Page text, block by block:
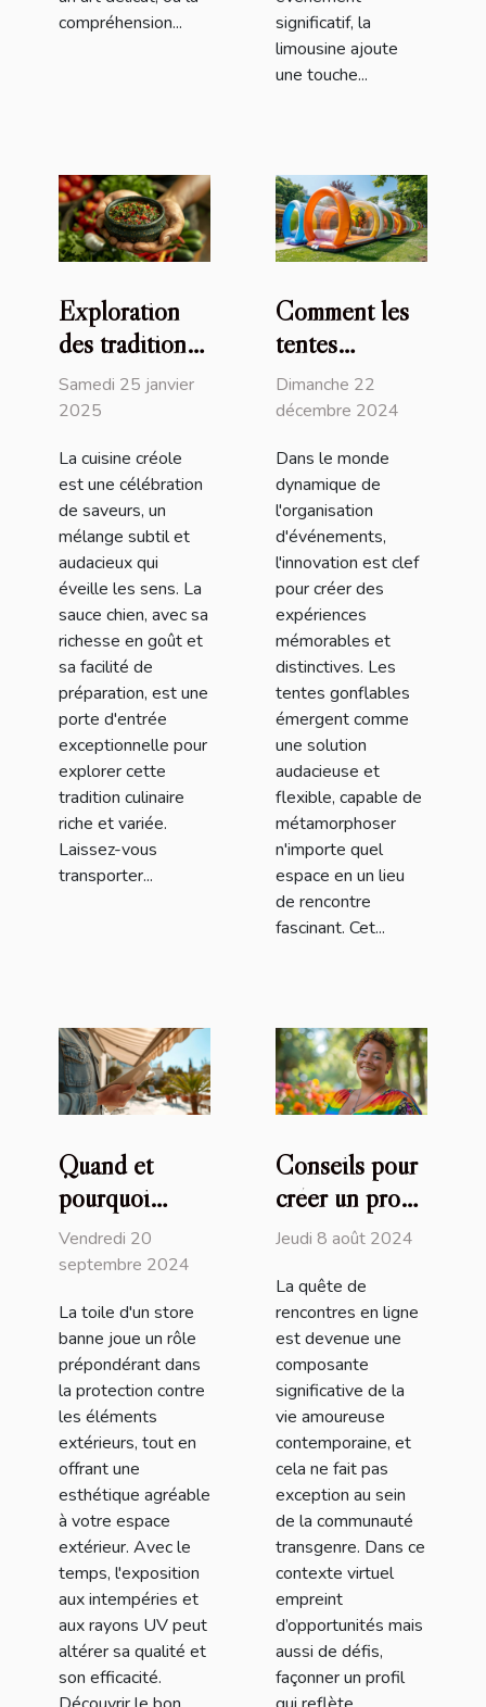
compréhension...
significatif, la
limousine ajoute
une touche...
Exploration
des traditions
culinaires
créoles à
sauce chien
Samedi 25 janvier
2025
La cuisine créole
est une célébration
de saveurs, un
mélange subtil et
audacieux qui
éveille les sens. La
sauce chien, avec sa
richesse en goût et
sa facilité de
préparation, est une
porte d'entrée
exceptionnelle pour
explorer cette
tradition culinaire
riche et variée.
Laissez-vous
transporter...
Comment les
tentes
gonflables
peuvent
vos
événements
Dimanche 22
décembre 2024
Dans le monde
dynamique de
l'organisation
d'événements,
l'innovation est clef
pour créer des
expériences
mémorables et
distinctives. Les
tentes gonflables
émergent comme
une solution
audacieuse et
flexible, capable de
métamorphoser
n'importe quel
espace en un lieu
de rencontre
fascinant. Cet...
Quand et
pourquoi
remplacer la
toile de votre
Vendredi 20
septembre 2024
La toile d'un store
banne joue un rôle
prépondérant dans
la protection contre
les éléments
extérieurs, tout en
offrant une
esthétique agréable
à votre espace
extérieur. Avec le
temps, l'exposition
aux intempéries et
aux rayons UV peut
altérer sa qualité et
son efficacité.
Conseils pour
créer un profil
attrayant sur
rencontres
transgenres
Jeudi 8 août 2024
La quête de
rencontres en ligne
est devenue une
composante
significative de la
vie amoureuse
contemporaine, et
cela ne fait pas
exception au sein
de la communauté
transgenre. Dans ce
contexte virtuel
empreint
d’opportunités mais
aussi de défis,
façonner un profil